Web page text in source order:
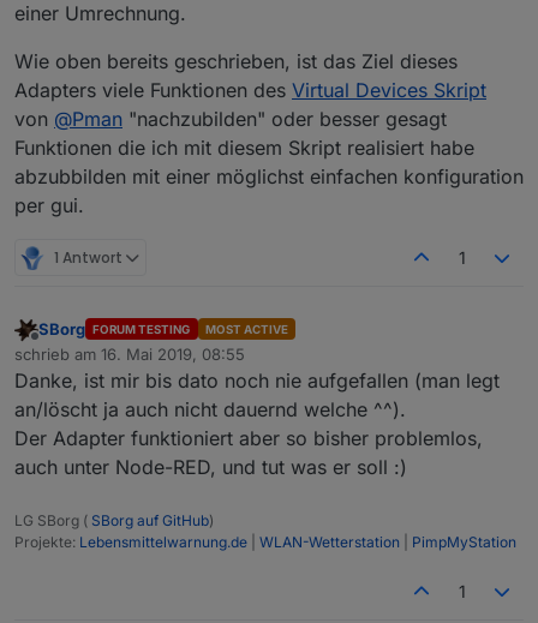
einer Umrechnung.
Wie oben bereits geschrieben, ist das Ziel dieses
Adapters viele Funktionen des Virtual Devices Skript
von @Pman "nachzubilden" oder besser gesagt
Funktionen die ich mit diesem Skript realisiert habe
abzubbilden mit einer möglichst einfachen konfiguration
per gui.
1 Antwort 1
Offline
SBorg FORUM TESTING MOST ACTIVE
schrieb am 16. Mai 2019, 08:55
zuletzt editiert von
Danke, ist mir bis dato noch nie aufgefallen (man legt
an/löscht ja auch nicht dauernd welche ^^).
Der Adapter funktioniert aber so bisher problemlos,
auch unter Node-RED, und tut was er soll :)
LG SBorg ( SBorg auf GitHub)
Projekte: Lebensmittelwarnung.de WLAN-Wetterstation PimpMyStation
1